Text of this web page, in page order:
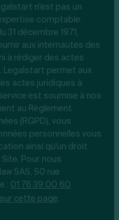
n'est pas un
comptable.
31 décembre 1971,
aux internautes des
à rédiger des actes
Legalstart permet aux
actes juridiques à
est soumise à nos
au Règlement
(RGPD), vous
personnelles vous
ainsi qu'un droit
Pour nous
SAS, 50 rue
: 01 76 39 00 60.
sur cette page.